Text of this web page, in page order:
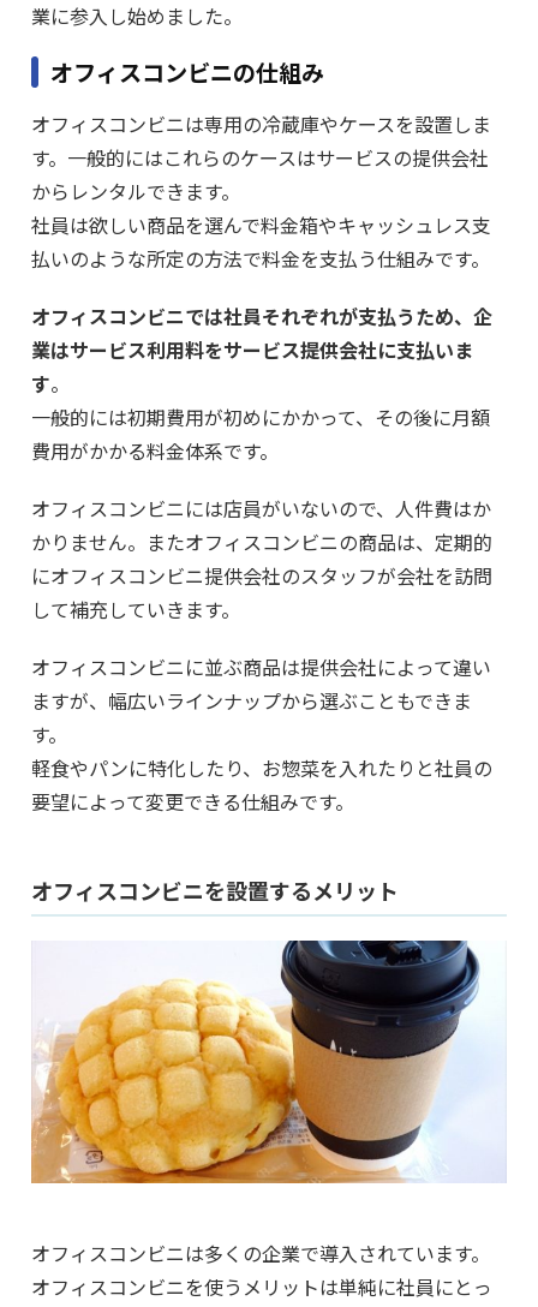
業に参入し始めました。
オフィスコンビニの仕組み
オフィスコンビニは専用の冷蔵庫やケースを設置しま
す。一般的にはこれらのケースはサービスの提供会社
からレンタルできます。
社員は欲しい商品を選んで料金箱やキャッシュレス支
払いのような所定の方法で料金を支払う仕組みです。
オフィスコンビニでは社員それぞれが支払うため、企
業はサービス利用料をサービス提供会社に支払いま
す。
一般的には初期費用が初めにかかって、その後に月額
費用がかかる料金体系です。
オフィスコンビニには店員がいないので、人件費はか
かりません。またオフィスコンビニの商品は、定期的
にオフィスコンビニ提供会社のスタッフが会社を訪問
して補充していきます。
オフィスコンビニに並ぶ商品は提供会社によって違い
ますが、幅広いラインナップから選ぶこともできま
す。
軽食やパンに特化したり、お惣菜を入れたりと社員の
要望によって変更できる仕組みです。
オフィスコンビニを設置するメリット
オフィスコンビニは多くの企業で導入されています。
オフィスコンビニを使うメリットは単純に社員にとっ